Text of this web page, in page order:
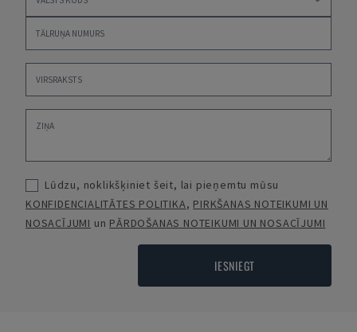
Lūdzu, noklikšķiniet šeit, lai pieņemtu mūsu
KONFIDENCIALITĀTES POLITIKA, PIRKŠANAS NOTEIKUMI UN
NOSACĪJUMI un PĀRDOŠANAS NOTEIKUMI UN NOSACĪJUMI
IESNIEGT